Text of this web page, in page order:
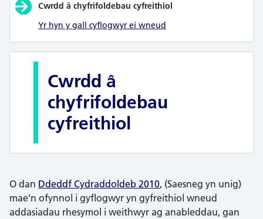
Cwrdd â chyfrifoldebau cyfreithiol
Yr hyn y gall cyflogwyr ei wneud
Cwrdd â
chyfrifoldebau
cyfreithiol
O dan Ddeddf Cydraddoldeb 2010, (Saesneg yn unig)
mae’n ofynnol i gyflogwyr yn gyfreithiol wneud
addasiadau rhesymol i weithwyr ag anableddau, gan